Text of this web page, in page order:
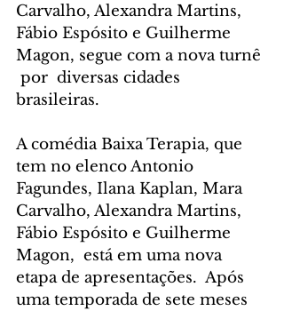
Carvalho, Alexandra Martins,
Fábio Espósito e Guilherme
Magon, segue com a nova turnê
por  diversas cidades
brasileiras.
A comédia Baixa Terapia, que
tem no elenco Antonio
Fagundes, Ilana Kaplan, Mara
Carvalho, Alexandra Martins,
Fábio Espósito e Guilherme
Magon,  está em uma nova
etapa de apresentações.  Após
uma temporada de sete meses